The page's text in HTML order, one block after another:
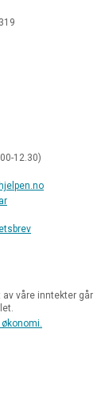
12.30)
av våre inntekter går